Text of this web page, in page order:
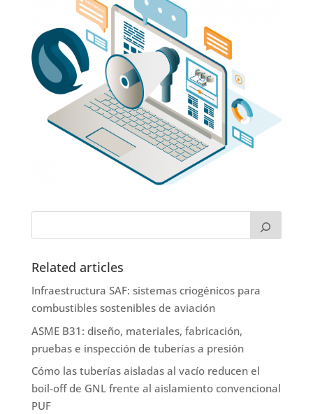
Related articles
Infraestructura SAF: sistemas criogénicos para
combustibles sostenibles de aviación
ASME B31: diseño, materiales, fabricación,
pruebas e inspección de tuberías a presión
Cómo las tuberías aisladas al vacío reducen el
boil-off de GNL frente al aislamiento convencional
PUF